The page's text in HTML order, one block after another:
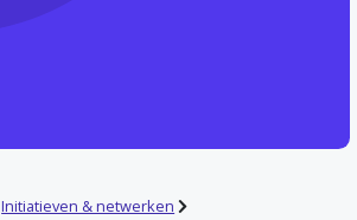
Initiatieven & netwerken